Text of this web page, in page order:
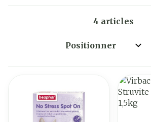
4 articles
Trier par: